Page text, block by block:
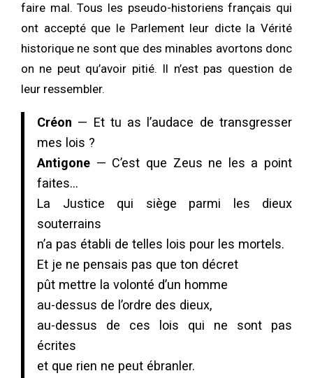
faire mal. Tous les pseudo-historiens français qui
ont accepté que le Parlement leur dicte la Vérité
historique ne sont que des minables avortons donc
on ne peut qu’avoir pitié. Il n’est pas question de
leur ressembler.
Créon — Et tu as l’audace de transgresser
mes lois ?
Antigone — C’est que Zeus ne les a point
faites…
La Justice qui siège parmi les dieux
souterrains
n’a pas établi de telles lois pour les mortels.
Et je ne pensais pas que ton décret
pût mettre la volonté d’un homme
au-dessus de l’ordre des dieux,
au-dessus de ces lois qui ne sont pas
écrites
et que rien ne peut ébranler.